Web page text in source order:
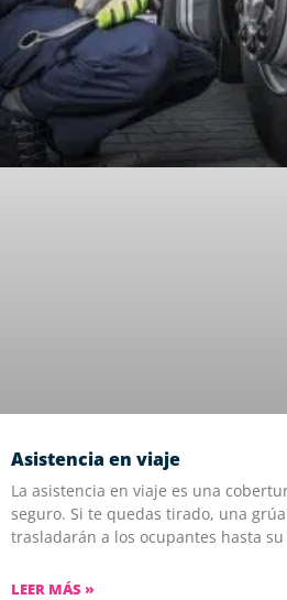
Asistencia en viaje
La asistencia en viaje es una
seguro. Si te quedas tirado, una
trasladarán a los ocupantes hasta
LEER MÁS »